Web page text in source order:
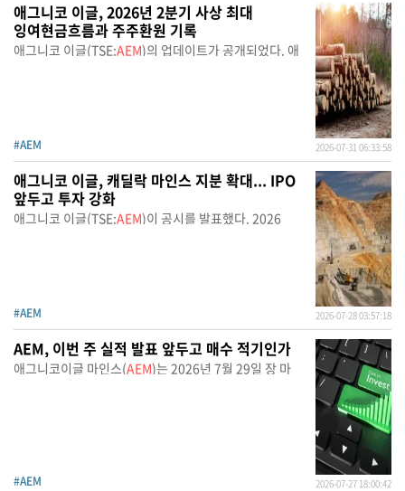
애그니코 이글, 2026년 2분기 사상 최대
잉여현금흐름과 주주환원 기록
애그니코 이글(TSE:AEM )의 업데이트가 공개되었다. 애
#AEM 2026-07-31 06:33:58
애그니코 이글, 캐딜락 마인스 지분 확대... IPO
앞두고 투자 강화
애그니코 이글(TSE:AEM )이 공시를 발표했다. 2026
#AEM 2026-07-28 03:57:18
AEM, 이번 주 실적 발표 앞두고 매수 적기인가
애그니코이글 마인스(AEM)는 2026년 7월 29일 장 마
#AEM 2026-07-27 18:00:42